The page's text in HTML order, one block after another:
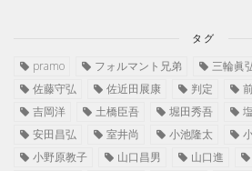
タグ
pramo フォルマント兄弟 三輪眞
佐藤守弘
佐近田展康 判定
吉岡洋
土橋臣吾 堀田秀吾
安田昌弘
室井尚 小池隆太
小野原教子
山口昌男 山口進